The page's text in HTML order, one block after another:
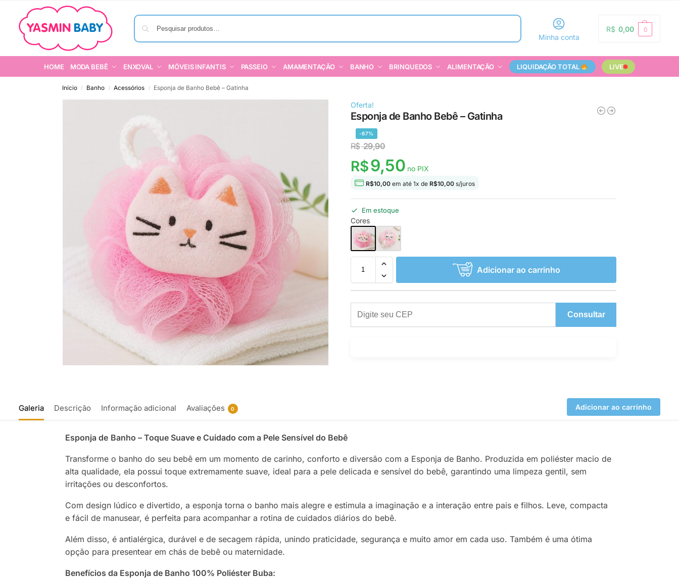
Pesquisar
Minha conta
R$ 0,00 0
HOME MODA BEBÊ ENXOVAL MÓVEIS INFANTIS PASSEIO AMAMENTAÇÃO BANHO BRINQUEDOS ALIMENTAÇÃO LIQUIDAÇÃO TOTAL LIVE
Início / Banho / Acessórios / Esponja de Banho Bebê – Gatinha
Oferta!
Esponja de Banho Bebê – Gatinha
-67%
R$29,90
R$9,50no PIX
R$10,00em até 1x de R$10,00s/juros
Em estoque
Cores
Adicionar ao carrinho
Consultar
Galeria Descrição Informação adicional Avaliações 0 Adicionar ao carrinho
Esponja de Banho – Toque Suave e Cuidado com a Pele Sensível do Bebê
Transforme o banho do seu bebê em um momento de carinho, conforto e diversão com a Esponja de Banho. Produzida em poliéster macio de
alta qualidade, ela possui toque extremamente suave, ideal para a pele delicada e sensível do bebê, garantindo uma limpeza gentil, sem
irritações ou desconfortos.
Com design lúdico e divertido, a esponja torna o banho mais alegre e estimula a imaginação e a interação entre pais e filhos. Leve, compacta
e fácil de manusear, é perfeita para acompanhar a rotina de cuidados diários do bebê.
Além disso, é antialérgica, durável e de secagem rápida, unindo praticidade, segurança e muito amor em cada uso. Também é uma ótima
opção para presentear em chás de bebê ou maternidade.
Benefícios da Esponja de Banho 100% Poliéster Buba: